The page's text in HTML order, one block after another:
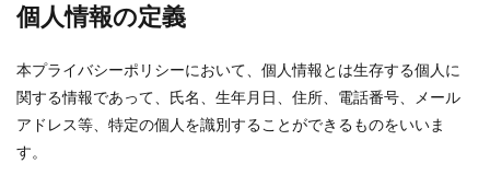
個人情報の定義
本プライバシーポリシーにおいて、個人情報とは生存する個人に
関する情報であって、氏名、生年月日、住所、電話番号、メール
アドレス等、特定の個人を識別することができるものをいいま
す。